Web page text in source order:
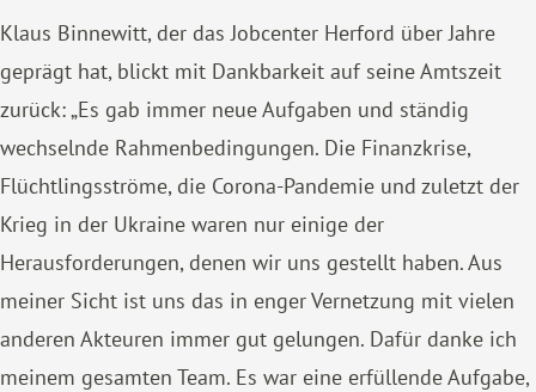
Klaus Binnewitt, der das Jobcenter Herford über Jahre
geprägt hat, blickt mit Dankbarkeit auf seine Amtszeit
zurück: „Es gab immer neue Aufgaben und ständig
wechselnde Rahmenbedingungen. Die Finanzkrise,
Flüchtlingsströme, die Corona-Pandemie und zuletzt der
Krieg in der Ukraine waren nur einige der
Herausforderungen, denen wir uns gestellt haben. Aus
meiner Sicht ist uns das in enger Vernetzung mit vielen
anderen Akteuren immer gut gelungen. Dafür danke ich
meinem gesamten Team. Es war eine erfüllende Aufgabe,